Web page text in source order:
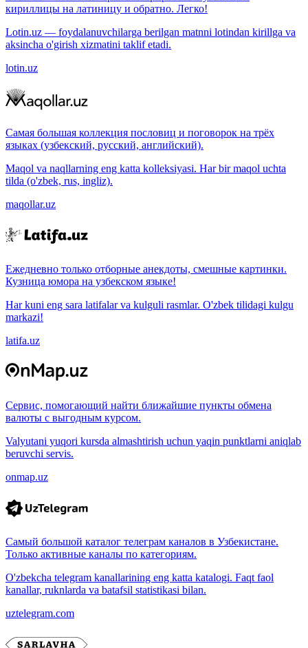
кириллицы на латиницу и обратно. Легко!
Lotin.uz — foydalanuvchilarga berilgan matnni lotindan kirillga va
aksincha o'girish xizmatini taklif etadi.
lotin.uz
Самая большая коллекция пословиц и поговорок на трёх
языках (узбекский, русский, английский).
Maqol va naqllarning eng katta kolleksiyasi. Har bir maqol uchta
tilda (o'zbek, rus, ingliz).
maqollar.uz
Ежедневно только отборные анекдоты, смешные картинки.
Кузница юмора на узбекском языке!
Har kuni eng sara latifalar va kulguli rasmlar. O'zbek tilidagi kulgu
markazi!
latifa.uz
Сервис, помогающий найти ближайшие пункты обмена
валюты с выгодным курсом.
Valyutani yuqori kursda almashtirish uchun yaqin punktlarni aniqlab
beruvchi servis.
onmap.uz
Самый большой каталог телеграм каналов в Узбекистане.
Только активные каналы по категориям.
O'zbekcha telegram kanallarining eng katta katalogi. Faqt faol
kanallar, ruknlarda va batafsil statistikasi bilan.
uztelegram.com